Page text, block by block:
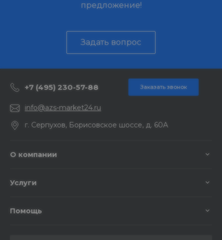
предложение!
Задать вопрос
+7 (495) 230-57-88 Заказать звонок
info@azs-market24.ru
г. Серпухов, Борисовское шоссе, д. 60А
О компании
Услуги
Помощь